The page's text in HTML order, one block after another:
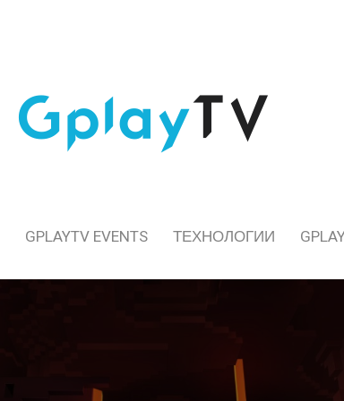
GPLAYTV EVENTS ТЕХНОЛОГИИ